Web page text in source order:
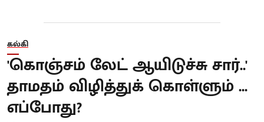
கல்கி
'கொஞ்சம் லேட் ஆயிடுச்சு சார்..'
தாமதம் விழித்துக் கொள்ளும் ...
எப்போது?